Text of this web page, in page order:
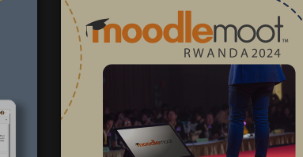
MoodleMoot
Rwanda 2024